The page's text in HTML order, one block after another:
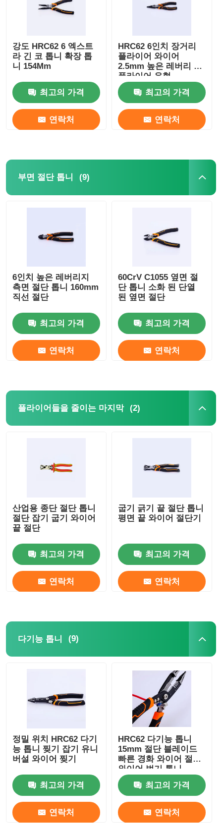
홈
회사 소개
연락처
뉴스
견적 요청
다기능 톱니
와이어 스트리퍼
복합 가위
크림핑 플라이어들
태양열 보호 도구
웅덩이 관절 톱니
강도 HRC62 6 엑스트
라 긴 코 톱니 확장 톱
니 154Mm
최고의 가격
연락처
HRC62 6인치 장거리
플라이어 와이어
2.5mm 높은 레버리 코
플라이어 유형
최고의 가격
연락처
부면 절단 톱니 (9)
6인치 높은 레버리지
측면 절단 톱니 160mm
직선 절단
최고의 가격
연락처
60CrV C1055 옆면 절
단 톱니 소화 된 단열
된 옆면 절단
최고의 가격
연락처
플라이어들을 줄이는 마지막 (2)
산업용 종단 절단 톱니
절단 잡기 굽기 와이어
끝 절단
최고의 가격
연락처
굽기 긁기 끝 절단 톱니
평면 끝 와이어 절단기
최고의 가격
연락처
다기능 톱니 (9)
정밀 위치 HRC62 다기
능 톱니 찢기 잡기 유니
버설 와이어 찢기
최고의 가격
연락처
HRC62 다기능 톱니
15mm 절단 블레이드
빠른 경화 와이어 절단
와이어 벗기 톱니
최고의 가격
연락처